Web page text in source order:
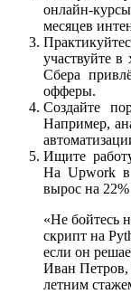
онлайн-
месяцев
участвуйте
Сбера
офферы.
Создайте
Например,
Ищите
На Upwork в
вырос на 22%
«Не бойтесь
скрипт на
если он
Иван Петров,
летним